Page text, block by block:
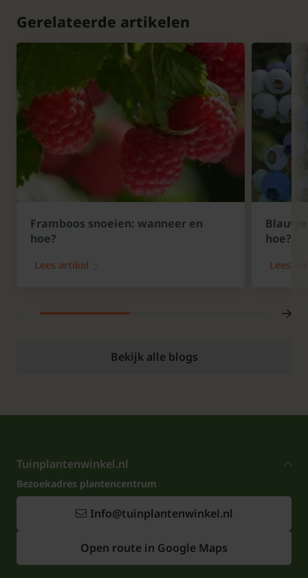
Gerelateerde artikelen
Framboos snoeien: wanneer en
hoe?
Lees artikel
hoe?
Lees
Bekijk alle blogs
Tuinplantenwinkel.nl
Bezoekadres plantencentrum
Info@tuinplantenwinkel.nl
Open route in Google Maps